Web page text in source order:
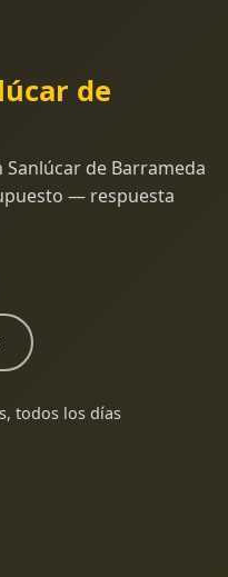
de
de Barrameda
— respuesta
todos los días